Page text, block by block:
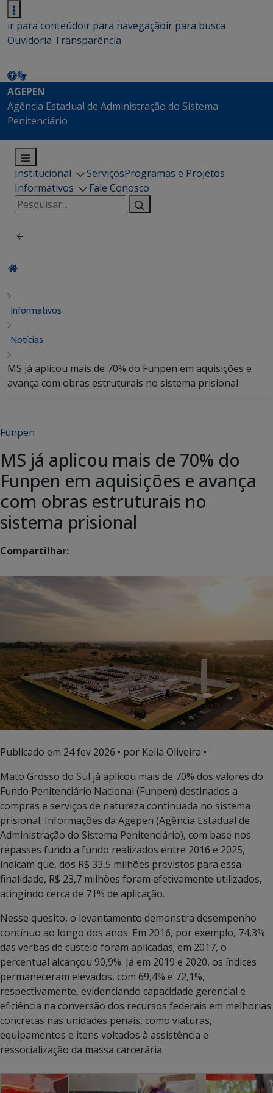
ir para conteúdoir para navegaçãoir para busca
Ouvidoria Transparência
AGEPEN
Agência Estadual de Administração do Sistema
Penitenciário
Institucional ServiçosProgramas e Projetos
Informativos
Fale Conosco
Pesquisar
por:
Informativos
Notícias
MS já aplicou mais de 70% do Funpen em aquisições e
avança com obras estruturais no sistema prisional
Funpen
MS já aplicou mais de 70% do
Funpen em aquisições e avança
com obras estruturais no
sistema prisional
Compartilhar:
Publicado em 24 fev 2026 • por Keila Oliveira •
Mato Grosso do Sul já aplicou mais de 70% dos valores do
Fundo Penitenciário Nacional (Funpen) destinados a
compras e serviços de natureza continuada no sistema
prisional. Informações da Agepen (Agência Estadual de
Administração do Sistema Penitenciário), com base nos
repasses fundo a fundo realizados entre 2016 e 2025,
indicam que, dos R$ 33,5 milhões previstos para essa
finalidade, R$ 23,7 milhões foram efetivamente utilizados,
atingindo cerca de 71% de aplicação.
Nesse quesito, o levantamento demonstra desempenho
contínuo ao longo dos anos. Em 2016, por exemplo, 74,3%
das verbas de custeio foram aplicadas; em 2017, o
percentual alcançou 90,9%. Já em 2019 e 2020, os índices
permaneceram elevados, com 69,4% e 72,1%,
respectivamente, evidenciando capacidade gerencial e
eficiência na conversão dos recursos federais em melhorias
concretas nas unidades penais, como viaturas,
equipamentos e itens voltados à assistência e
ressocialização da massa carcerária.